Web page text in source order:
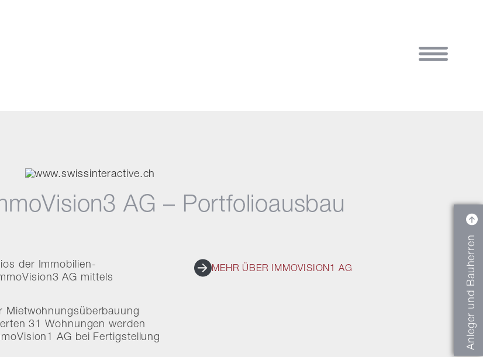
AG – Portfolioausbau
der Immobilien-
AG mittels
Mietwohnungsüberbauung
31 Wohnungen werden
AG bei Fertigstellung
MEHR ÜBER IMMOVISION1 AG Anleger und Bauherren